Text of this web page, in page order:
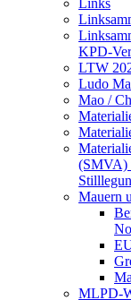
Links
KPD-
LTW
Ludo
Mao /
(SMVA)
Mauern
MLPD-